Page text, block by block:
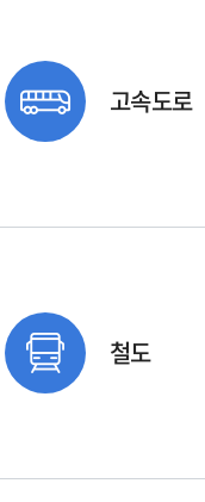
고속도로
철도